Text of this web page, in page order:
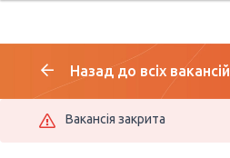
Назад до всіх вакансій
Вакансія закрита